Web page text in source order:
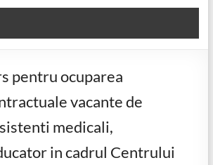
pentru ocuparea
vacante de
medicali,
in cadrul Centrului